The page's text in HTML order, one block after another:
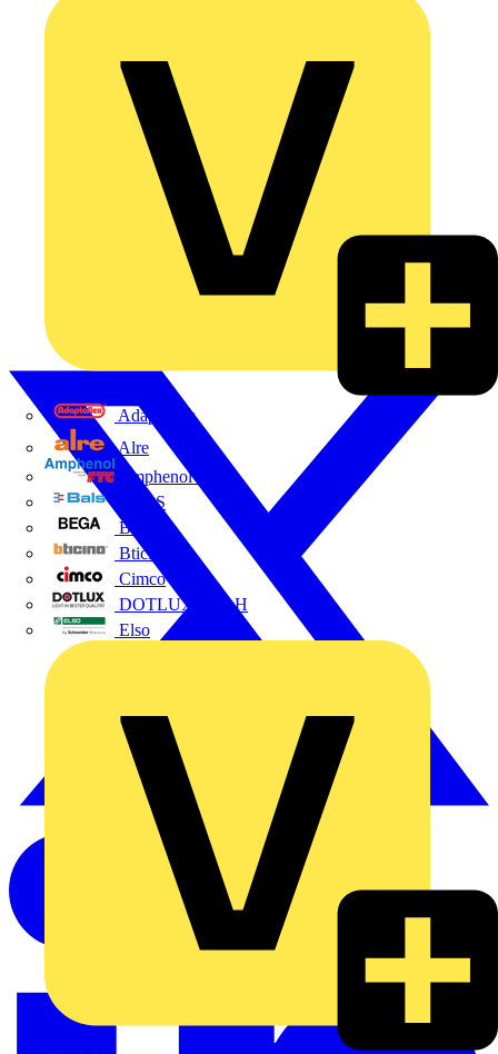
Adaptaflex
Alre
Amphenol FTG
BALS
Bega
Bticino
Cimco
DOTLUX GmbH
Elso